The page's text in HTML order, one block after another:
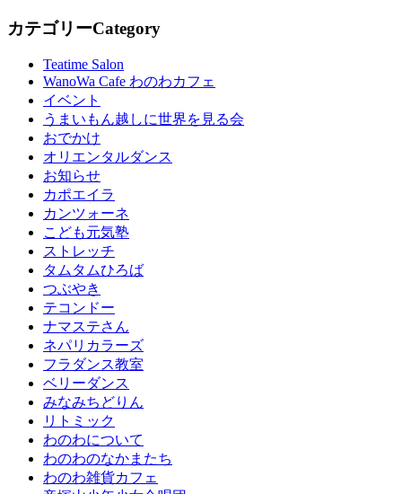
カテゴリーCategory
Teatime Salon
WanoWa Cafe わのわカフェ
イベント
うまいもん越しに世界を見る会
おでかけ
オリエンタルダンス
お知らせ
カポエイラ
カンツォーネ
こども元気塾
ストレッチ
タムタムひろば
つぶやき
テコンドー
ナマステさん
ネパリカラーズ
フラダンス教室
ベリーダンス
みなみちどりん
リトミック
わのわについて
わのわのなかまたち
わのわ雑貨カフェ